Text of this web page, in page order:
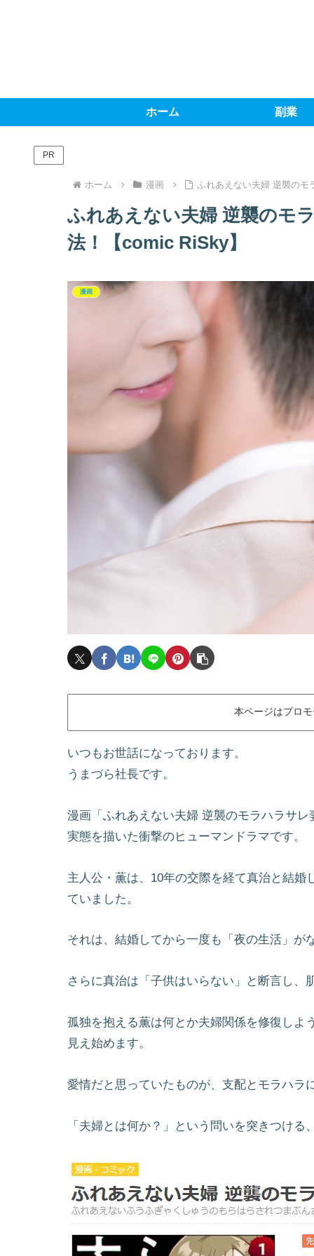
ホーム 副業
PR
ホーム 漫画 ふれあえない夫婦 逆襲のモ
ふれあえない夫婦 逆襲のモ
法！【comic RiSky】
漫画
本ページはプロ
いつもお世話になっております。
うまづら社長です。
漫画「ふれあえない夫婦 逆襲のモラハラサ
実態を描いた衝撃のヒューマンドラマです。
主人公・薫は、10年の交際を経て真治と結
ていました。
それは、結婚してから一度も「夜の生活」が
さらに真治は「子供はいらない」と断言し、
孤独を抱える薫は何とか夫婦関係を修復しよ
見え始めます。
愛情だと思っていたものが、支配とモラハラ
「夫婦とは何か？」という問いを突きつけ